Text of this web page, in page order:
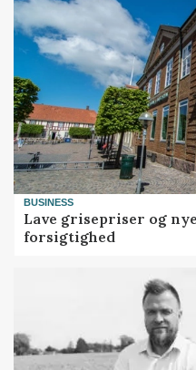
BUSINESS
Lave grisepriser og
forsigtighed